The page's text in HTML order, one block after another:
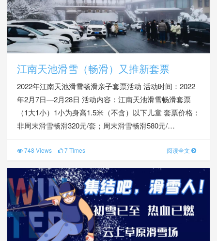
江南天池滑雪（畅滑）又推新套票
2022年江南天池滑雪畅滑亲子套票活动 活动时间：2022
年2月7日—2月28日 活动内容：江南天池滑雪畅滑套票
（1大1小）1小为身高1.5米（不含）以下儿童 套票价格：
非周末滑雪畅滑320元/套；周末滑雪畅滑580元/…
748 Views 7 Times 阅读全文